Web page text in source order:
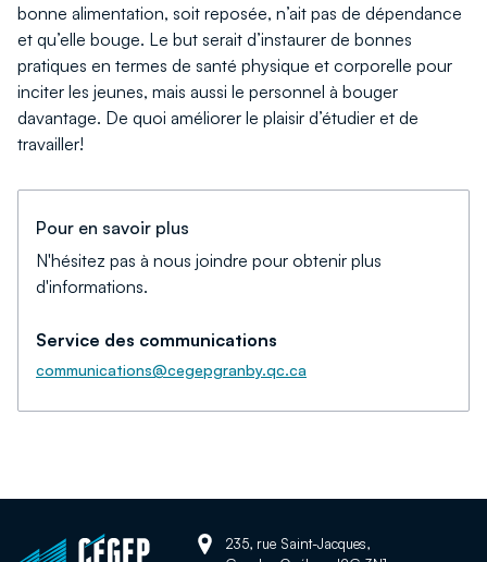
bonne alimentation, soit reposée, n’ait pas de dépendance
et qu’elle bouge. Le but serait d’instaurer de bonnes
pratiques en termes de santé physique et corporelle pour
inciter les jeunes, mais aussi le personnel à bouger
davantage. De quoi améliorer le plaisir d’étudier et de
travailler!
Pour en savoir plus
N'hésitez pas à nous joindre pour obtenir plus
d'informations.
Service des communications
communications@cegepgranby.qc.ca
RetourAdresse:235, rue Saint-Jacques,